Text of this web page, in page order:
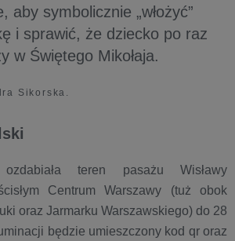
aby symbolicznie „włożyć”
i sprawić, że dziecko po raz
w Świętego Mikołaja.
Sikorska.
teren pasażu Wisławy
Centrum Warszawy (tuż obok
oraz Jarmarku Warszawskiego) do 28
będzie umieszczony kod qr oraz